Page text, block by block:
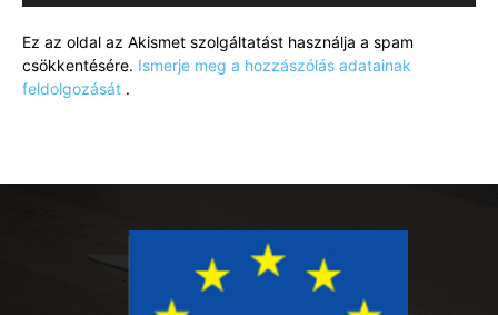
Ez az oldal az Akismet szolgáltatást használja a spam
csökkentésére. Ismerje meg a hozzászólás adatainak
feldolgozását .